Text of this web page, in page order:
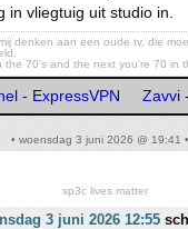
in vliegtuig uit studio in.
denken aan een oude tv, die
70’s and the next you’re 70 in
- ExpressVPN Zavvi
• woensdag 3 juni 2026 @ 19:41
sp3c lives matter
3 juni 2026 12:55